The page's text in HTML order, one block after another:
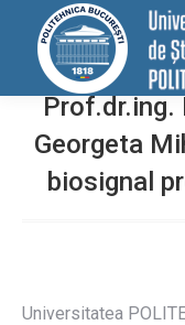
conținut
Prof.dr.ing.
Georgeta
biosignal
Universitatea